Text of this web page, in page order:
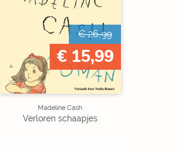
€ 26,99
€ 15,99
Madeline Cash
Verloren schaapjes